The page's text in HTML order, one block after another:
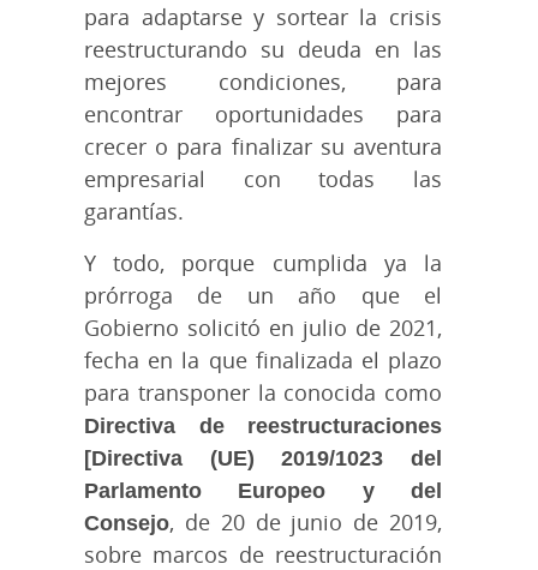
para adaptarse y sortear la crisis
reestructurando su deuda en las
mejores condiciones, para
encontrar oportunidades para
crecer o para finalizar su aventura
empresarial con todas las
garantías.
Y todo, porque cumplida ya la
prórroga de un año que el
Gobierno solicitó en julio de 2021,
fecha en la que finalizada el plazo
para transponer la conocida como
Directiva de reestructuraciones
[Directiva (UE) 2019/1023 del
Parlamento Europeo y del
Consejo, de 20 de junio de 2019,
sobre marcos de reestructuración